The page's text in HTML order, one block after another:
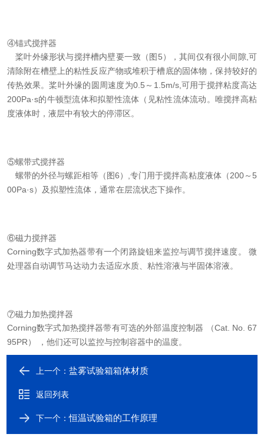
④锚式搅拌器
桨叶外缘形状与搅拌槽内壁要一致（图5），其间仅有很小间隙,可
清除附在槽壁上的粘性反应产物或堆积于槽底的固体物，保持较好的
传热效果。桨叶外缘的圆周速度为0.5～1.5m/s,可用于搅拌粘度高达
200Pa·s的牛顿型流体和拟塑性流体（见粘性流体流动。唯搅拌高粘
度液体时，液层中有较大的停滞区。
⑤螺带式搅拌器
螺带的外径与螺距相等（图6）,专门用于搅拌高粘度液体（200～5
00Pa·s）及拟塑性流体，通常在层流状态下操作。
⑥磁力搅拌器
Corning数字式加热器带有一个闭路旋钮来监控与调节搅拌速度。 微
处理器自动调节马达动力去适应水质、粘性溶液与半固体溶液。
⑦磁力加热搅拌器
Corning数字式加热搅拌器带有可选的外部温度控制器 （Cat. No. 67
95PR） ，他们还可以监控与控制容器中的温度。
上一个：盐雾试验箱箱体材质
返回列表
下一个：恒温试验箱的工作原理